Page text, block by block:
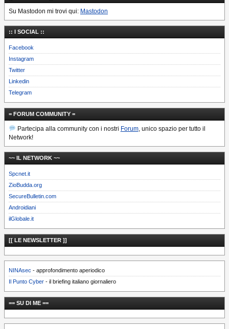
Su Mastodon mi trovi qui: Mastodon
:: I SOCIAL ::
Facebook
Instagram
Twitter
Linkedin
Telegram
= FORUM COMMUNITY =
Partecipa alla community con i nostri Forum, unico spazio per tutto il
Network!
~~ IL NETWORK ~~
Spcnet.it
ZioBudda.org
SecureBulletin.com
Androidiani
ilGlobale.it
[[ LE NEWSLETTER ]]
NINAsec - approfondimento aperiodico
Il Punto Cyber - il briefing italiano giornaliero
== SU DI ME ==